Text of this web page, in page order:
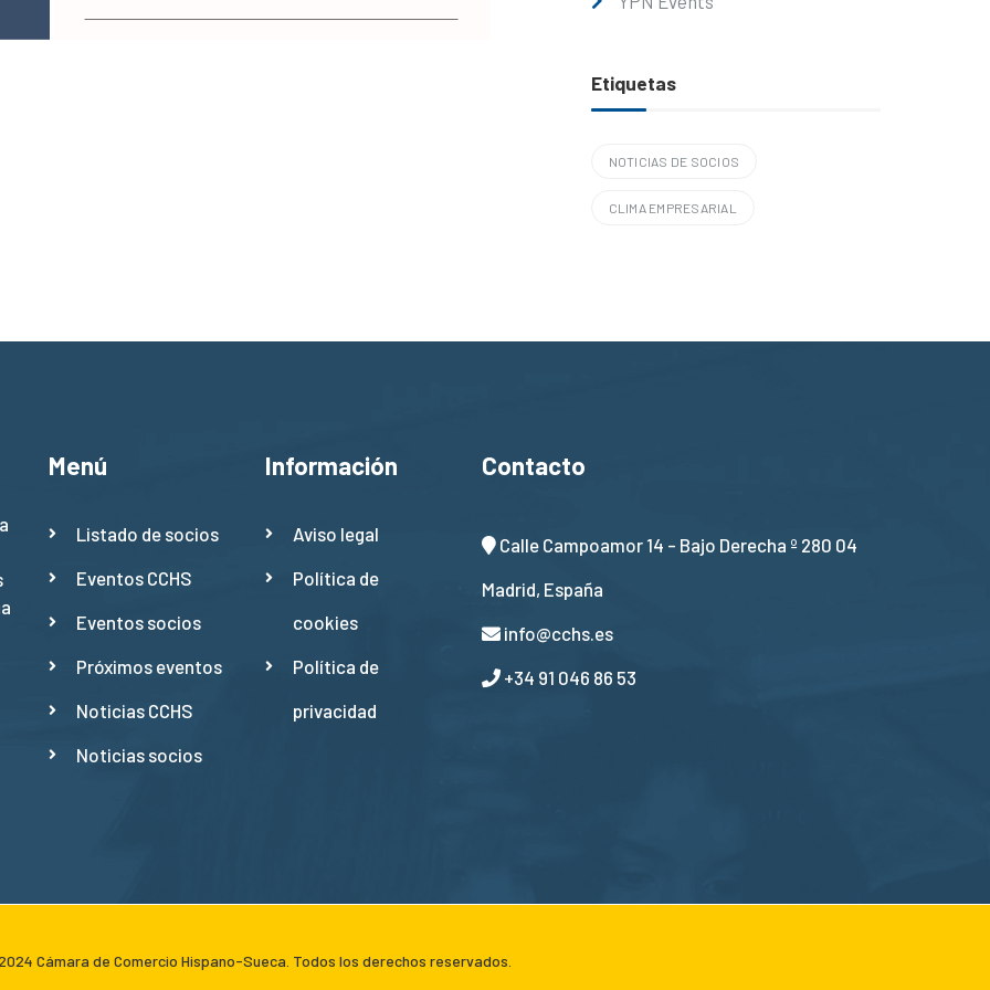
Etiquetas
NOTICIAS DE SOCIOS
CLIMA EMPRESARIAL
Menú
Listado de socios
Eventos CCHS
Eventos socios
Próximos eventos
Noticias CCHS
Noticias socios
Información
Aviso legal
Política de
cookies
Política de
privacidad
Contacto
Calle Campoamor 14 - Bajo Derecha º 280 04
Madrid, España
info@cchs.es
+34 91 046 86 53
Cámara de Comercio Hispano-Sueca. Todos los derechos reservados.